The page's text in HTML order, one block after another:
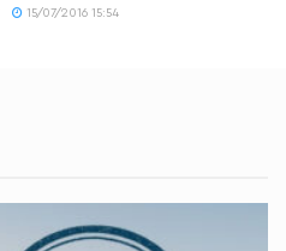
15/07/2016 15:54